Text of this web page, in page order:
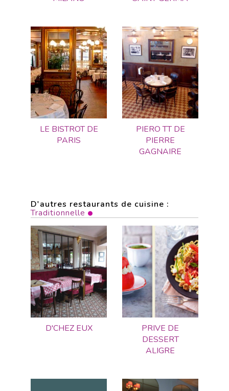
LE BISTROT DE
PARIS
PIERO TT DE
PIERRE
GAGNAIRE
D'autres restaurants de cuisine :
Traditionnelle
D'CHEZ EUX
PRIVE DE
DESSERT
ALIGRE